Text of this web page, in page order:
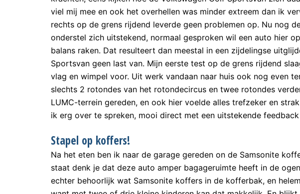
viel mij mee en ook het overhellen was minder extreem dan ik
rechts op de grens rijdend leverde geen problemen op. Nu nog
onderstel zich uitstekend, normaal gesproken wil een auto hier
balans raken. Dat resulteert dan meestal in een zijdelingse
Sportsvan geen last van. Mijn eerste test op de grens rijdend
vlag en wimpel voor. Uit werk vandaan naar huis ook nog even
slechts 2 rotondes van het rotondecircus en twee rotondes
LUMC-terrein gereden, en ook hier voelde alles trefzeker en
ik erg over te spreken, mooi direct met een uitstekende feedback
Stapel op koffers!
Na het eten ben ik naar de garage gereden on de Samsonite
staat denk je dat deze auto amper bagageruimte heeft in de
echter behoorlijk wat Samsonite koffers in de kofferbak, en